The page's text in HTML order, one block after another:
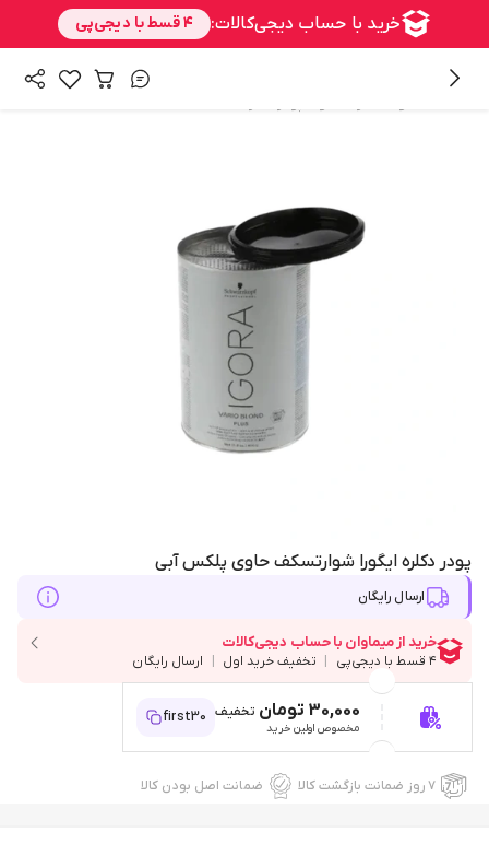
پودر دکلره ایگورا شوارتسکف حاوی پلکس آبی
ارسال رایگان
30,000 تومان تخفیف
مخصوص اولین خرید
first30
۷ روز ضمانت بازگشت کالا ضمانت اصل بودن کالا